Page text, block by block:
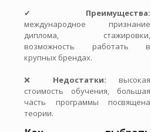
✔ Преимущества:
международное признание
диплома, стажировки,
возможность работать в
крупных брендах.
❌ Недостатки: высокая
стоимость обучения, большая
часть программы посвящена
теории.